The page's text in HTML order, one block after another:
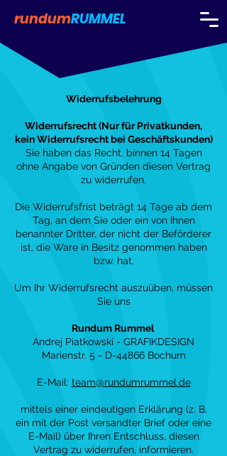
rundumRUMMEL
Widerrufsbelehrung
Widerrufsrecht (Nur für Privatkunden,
kein Widerrufsrecht bei Geschäftskunden)
Sie haben das Recht, binnen 14 Tagen
ohne Angabe von Gründen diesen Vertrag
zu widerrufen.
Die Widerrufsfrist beträgt 14 Tage ab dem
Tag, an dem Sie oder ein von Ihnen
benannter Dritter, der nicht der Beförderer
ist, die Ware in Besitz genommen haben
bzw. hat.
Um Ihr Widerrufsrecht auszuüben, müssen
Sie uns
Rundum Rummel
Andrej Piatkowski - GRAFIKDESIGN
Marienstr. 5 - D-44866 Bochum
E-Mail: team@rundumrummel.de
mittels einer eindeutigen Erklärung (z. B.
ein mit der Post versandter Brief oder eine
E-Mail) über Ihren Entschluss, diesen
Vertrag zu widerrufen, informieren.